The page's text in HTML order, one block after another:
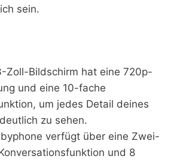
sein.
Zoll-Bildschirm hat eine 720p-
und eine 10-fache
um jedes Detail deines
zu sehen.
verfügt über eine Zwei-
und 8